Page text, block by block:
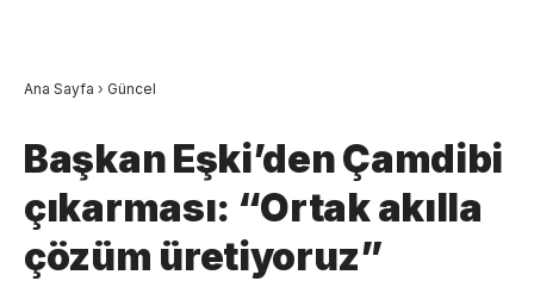
Ana Sayfa › Güncel
Başkan Eşki’den Çamdibi
çıkarması: “Ortak akılla
çözüm üretiyoruz”